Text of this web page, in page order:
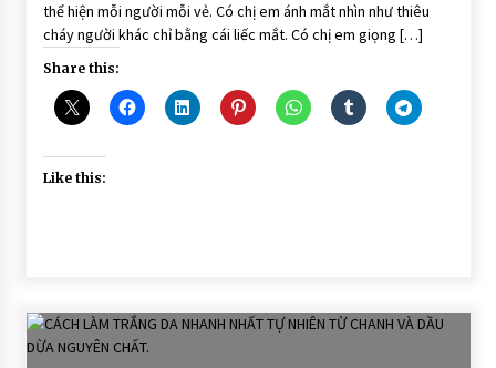
thể hiện mỗi người mỗi vẻ. Có chị em ánh mắt nhìn như thiêu
cháy người khác chỉ bằng cái liếc mắt. Có chị em giọng […]
Share this:
Like this: